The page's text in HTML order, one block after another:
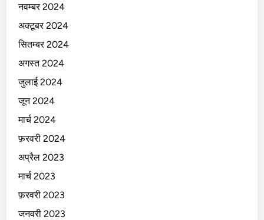
नवम्बर 2024
अक्टूबर 2024
सितम्बर 2024
अगस्त 2024
जुलाई 2024
जून 2024
मार्च 2024
फ़रवरी 2024
अप्रैल 2023
मार्च 2023
फ़रवरी 2023
जनवरी 2023